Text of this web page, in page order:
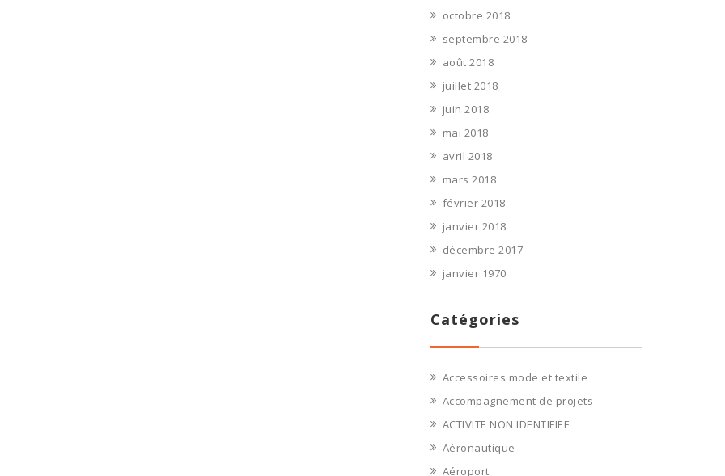
octobre 2018
septembre 2018
août 2018
juillet 2018
juin 2018
mai 2018
avril 2018
mars 2018
février 2018
janvier 2018
décembre 2017
janvier 1970
Catégories
Accessoires mode et textile
Accompagnement de projets
ACTIVITE NON IDENTIFIEE
Aéronautique
Aéroport